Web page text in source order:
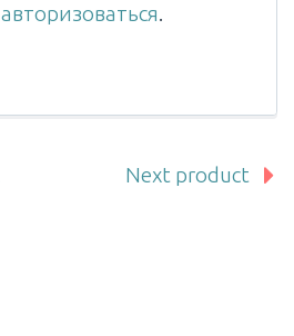
авторизоваться.
Next product